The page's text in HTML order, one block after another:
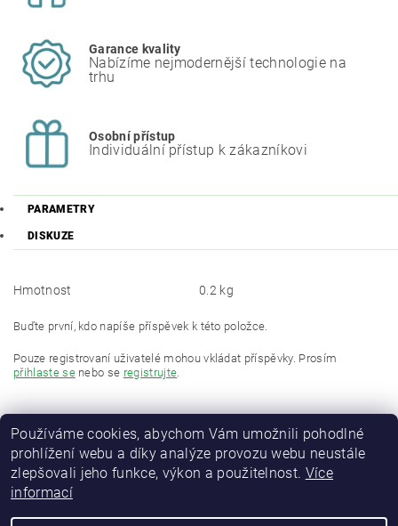
Garance kvality
Nabízíme nejmodernější technologie na
trhu
Osobní přístup
Individuální přístup k zákazníkovi
PARAMETRY
DISKUZE
Hmotnost 0.2 kg
Buďte první, kdo napíše příspěvek k této položce.
Pouze registrovaní uživatelé mohou vkládat příspěvky. Prosím
přihlaste senebo se registrujte
Používáme cookies, abychom Vám umožnili pohodlné
prohlížení webu a díky analýze provozu webu neustále
zlepšovali jeho funkce, výkon a použitelnost. Více
informací